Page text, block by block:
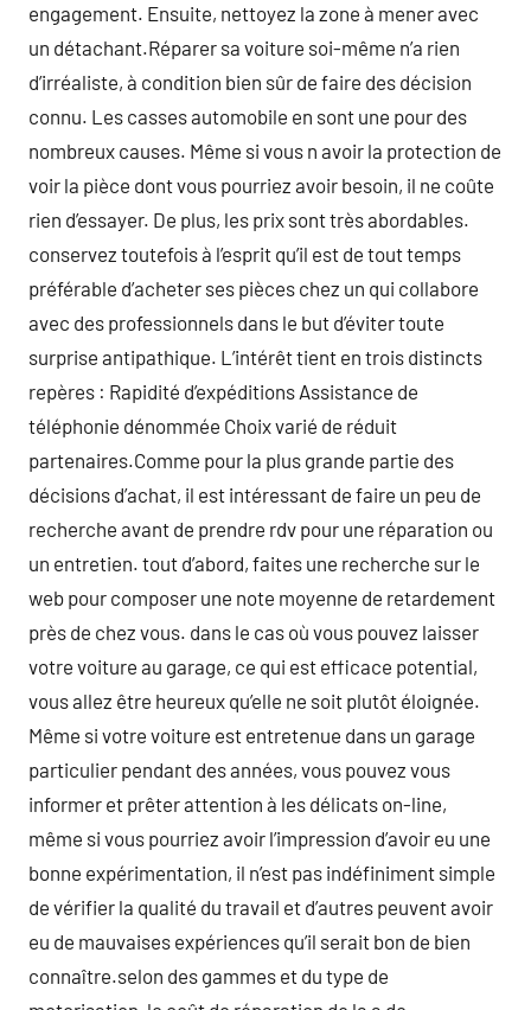
engagement. Ensuite, nettoyez la zone à mener avec
un détachant.Réparer sa voiture soi-même n’a rien
d’irréaliste, à condition bien sûr de faire des décision
connu. Les casses automobile en sont une pour des
nombreux causes. Même si vous n avoir la protection de
voir la pièce dont vous pourriez avoir besoin, il ne coûte
rien d’essayer. De plus, les prix sont très abordables.
conservez toutefois à l’esprit qu’il est de tout temps
préférable d’acheter ses pièces chez un qui collabore
avec des professionnels dans le but d’éviter toute
surprise antipathique. L’intérêt tient en trois distincts
repères : Rapidité d’expéditions Assistance de
téléphonie dénommée Choix varié de réduit
partenaires.Comme pour la plus grande partie des
décisions d’achat, il est intéressant de faire un peu de
recherche avant de prendre rdv pour une réparation ou
un entretien. tout d’abord, faites une recherche sur le
web pour composer une note moyenne de retardement
près de chez vous. dans le cas où vous pouvez laisser
votre voiture au garage, ce qui est efficace potential,
vous allez être heureux qu’elle ne soit plutôt éloignée.
Même si votre voiture est entretenue dans un garage
particulier pendant des années, vous pouvez vous
informer et prêter attention à les délicats on-line,
même si vous pourriez avoir l’impression d’avoir eu une
bonne expérimentation, il n’est pas indéfiniment simple
de vérifier la qualité du travail et d’autres peuvent avoir
eu de mauvaises expériences qu’il serait bon de bien
connaître.selon des gammes et du type de